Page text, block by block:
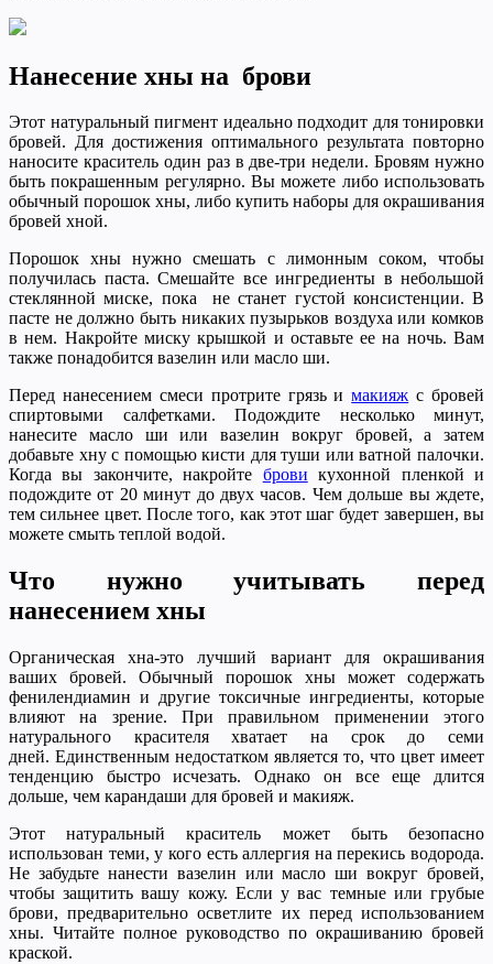
Нанесение хны на брови
Этот натуральный пигмент идеально подходит для тонировки
бровей. Для достижения оптимального результата повторно
наносите краситель один раз в две-три недели. Бровям нужно
быть покрашенным регулярно. Вы можете либо использовать
обычный порошок хны, либо купить наборы для окрашивания
бровей хной.
Порошок хны нужно смешать с лимонным соком, чтобы
получилась паста. Смешайте все ингредиенты в небольшой
стеклянной миске, пока не станет густой консистенции. В
пасте не должно быть никаких пузырьков воздуха или комков
в нем. Накройте миску крышкой и оставьте ее на ночь. Вам
также понадобится вазелин или масло ши.
Перед нанесением смеси протрите грязь имакияж с бровей
спиртовыми салфетками. Подождите несколько минут,
нанесите масло ши или вазелин вокруг бровей, а затем
добавьте хну с помощью кисти для туши или ватной палочки.
Когда вы закончите, накройте брови кухонной пленкой и
подождите от 20 минут до двух часов. Чем дольше вы ждете,
тем сильнее цвет. После того, как этот шаг будет завершен, вы
можете смыть теплой водой.
Что нужно учитывать перед
нанесением хны
Органическая хна-это лучший вариант для окрашивания
ваших бровей. Обычный порошок хны может содержать
фенилендиамин и другие токсичные ингредиенты, которые
влияют на зрение. При правильном применении этого
натурального красителя хватает на срок до семи
дней. Единственным недостатком является то, что цвет имеет
тенденцию быстро исчезать. Однако он все еще длится
дольше, чем карандаши для бровей и макияж.
Этот натуральный краситель может быть безопасно
использован теми, у кого есть аллергия на перекись водорода.
Не забудьте нанести вазелин или масло ши вокруг бровей,
чтобы защитить вашу кожу. Если у вас темные или грубые
брови, предварительно осветлите их перед использованием
хны. Читайте полное руководство по окрашиванию бровей
краской.